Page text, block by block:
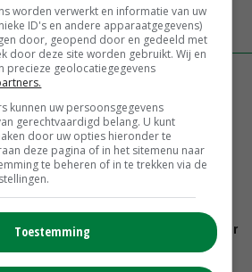
MEER MARKTPRIJZEN
A-ware en Amalthea gaat
voor meer balans’
16:01
vraag naar geitenzuivel blijft
Nederland in Europese top
15:33
varkensstapel krimpt, pluimveesector
15:20
worden verwerkt en informatie van uw
ID's en andere apparaatgegevens)
door, geopend door en gedeeld met
door deze site worden gebruikt. Wij en
precieze geolocatiegegevens
kunnen uw persoonsgegevens
gerechtvaardigd belang. U kunt
door uw opties hieronder te
deze pagina of in het sitemenu naar
te beheren of in te trekken via de
Toestemming